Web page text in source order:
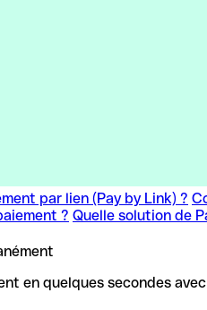
par lien (Pay by Link) ?
? Quelle solution de
en quelques secondes